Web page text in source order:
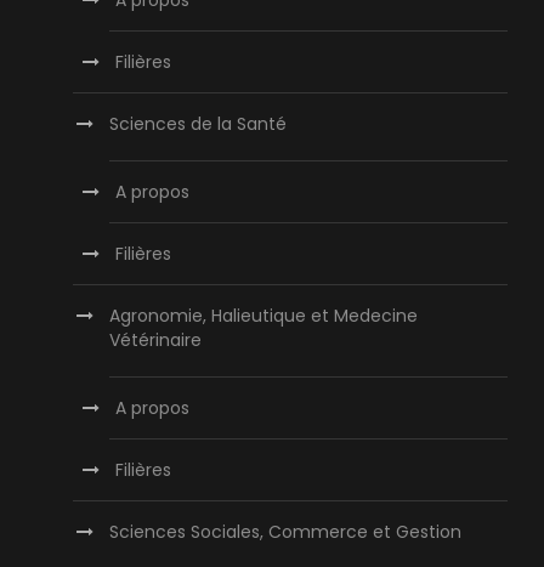
Filières
Sciences de la Santé
A propos
Filières
Agronomie, Halieutique et Medecine
Vétérinaire
A propos
Filières
Sciences Sociales, Commerce et Gestion